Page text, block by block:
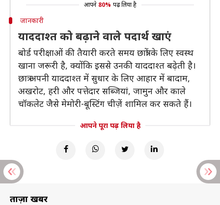
आपने 80% पढ़ लिया है
जानकारी
याददाश्त को बढ़ाने वाले पदार्थ खाएं
बोर्ड परीक्षाओं की तैयारी करते समय छात्रों के लिए स्वस्थ
खाना जरूरी है, क्योंकि इससे उनकी याददाश्त बढ़ेती है।
छात्र अपनी याददाश्त में सुधार के लिए आहार में बादाम,
अखरोट, हरी और पत्तेदार सब्जियां, जामुन और काले
चॉकलेट जैसे मेमोरी-बूस्टिंग चीज़ें शामिल कर सकते हैं।
आपने पूरा पढ़ लिया है
ताज़ा खबरें